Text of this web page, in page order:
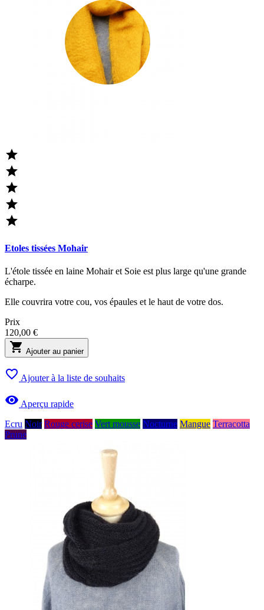





Etoles tissées Mohair
L'étole tissée en laine Mohair et Soie est plus large qu'une grande
écharpe.
Elle couvrira votre cou, vos épaules et le haut de votre dos.
Prix
120,00 €
 Ajouter au panier
 Ajouter à la liste de souhaits
 Aperçu rapide
Ecru Noir Rouge cerise Vert mousse Nocturne Mangue Terracotta
Prune